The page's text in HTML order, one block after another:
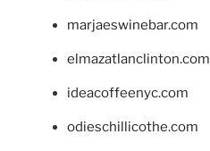
marjaeswinebar.com
elmazatlanclinton.com
ideacoffeenyc.com
odieschillicothe.com